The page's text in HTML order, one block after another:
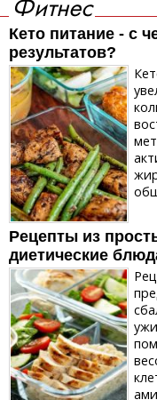
Фитнес
Кето питание - с
результатов?
Рецепты из
диетические